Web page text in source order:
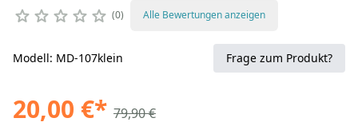
0 Alle Bewertungen anzeigen
Modell: MD-107klein Frage zum Produkt?
20,00 €* 79,90 €